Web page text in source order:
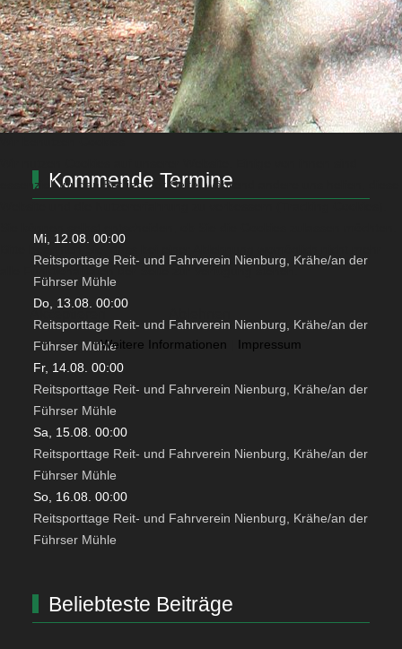
Kommende Termine
Mi, 12.08. 00:00
Reitsporttage Reit- und Fahrverein Nienburg, Krähe/an der
Führser Mühle
Do, 13.08. 00:00
Reitsporttage Reit- und Fahrverein Nienburg, Krähe/an der
Führser Mühle
Fr, 14.08. 00:00
Reitsporttage Reit- und Fahrverein Nienburg, Krähe/an der
Führser Mühle
Sa, 15.08. 00:00
Reitsporttage Reit- und Fahrverein Nienburg, Krähe/an der
Führser Mühle
So, 16.08. 00:00
Reitsporttage Reit- und Fahrverein Nienburg, Krähe/an der
Führser Mühle
Beliebteste Beiträge
essenziell für den Betrieb der Seite, während andere uns helfen, diese
Bitte beachten Sie, dass bei einer Ablehnung womöglich nicht mehr
alle Funktionalitäten der Seite zur Verfügung stehen.
Akzeptieren
Weitere Informationen Impressum